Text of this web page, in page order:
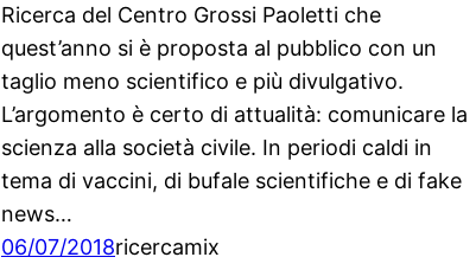
Ricerca del Centro Grossi Paoletti che
quest’anno si è proposta al pubblico con un
taglio meno scientifico e più divulgativo.
L’argomento è certo di attualità: comunicare la
scienza alla società civile. In periodi caldi in
tema di vaccini, di bufale scientifiche e di fake
news…
06/07/2018ricercamix